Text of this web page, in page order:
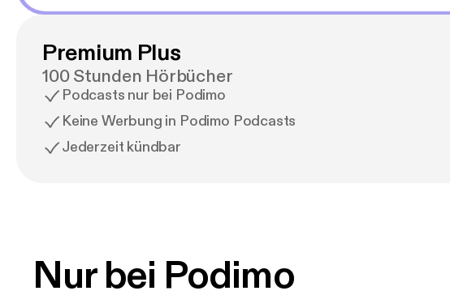
Premium Plus
100 Stunden Hörbücher
Podcasts nur bei Podimo
Keine Werbung in Podimo Podcasts
Jederzeit kündbar
Nur bei Podimo